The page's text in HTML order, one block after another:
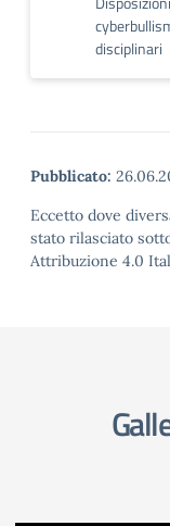
disciplinari
Pubblicato:
Eccetto dove
stato rilasciato
Attribuzione 4.0